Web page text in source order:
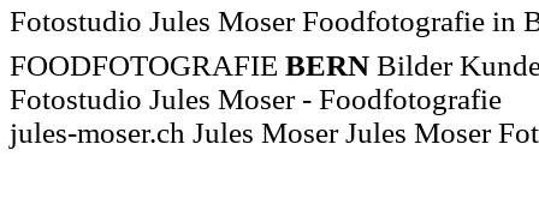
Fotostudio Jules Moser Foodfotografie in
FOODFOTOGRAFIE BERN Bilder
Fotostudio Jules Moser - Foodfotografie
jules-moser.ch Jules Moser Jules Moser